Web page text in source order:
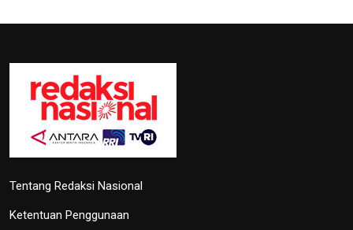
Tentang Redaksi Nasional
Ketentuan Penggunaan